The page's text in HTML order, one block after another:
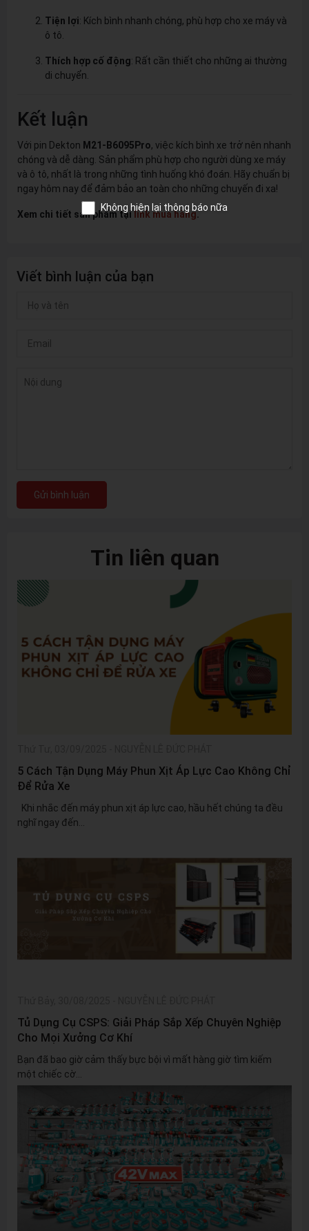
Tiện lợi: Kích bình nhanh chóng, phù hợp cho xe máy và
ô tô.
Thích hợp cố động: Rất cần thiết cho những ai thường
di chuyển.
Kết luận
Với pin Dekton M21-B6095Pro, việc kích bình xe trở nên nhanh
chóng và dễ dàng. Sản phẩm phù hợp cho người dùng xe máy
và ô tô, nhất là trong những tình huống khó đoán. Hãy chuẩn bị
ngay hôm nay để đảm bảo an toàn cho những chuyến đi xa!
Xem chi tiết sản phẩm tạilink mua hàng.
Viết bình luận của bạn
Gửi bình luận
Tin liên quan
5 Cách Tận Dụng Máy Phun Xịt Áp Lực Cao Không Chỉ
Để Rửa Xe
Khi nhắc đến máy phun xịt áp lực cao, hầu hết chúng ta đều
nghĩ ngay đến...
Tủ Dụng Cụ CSPS: Giải Pháp Sắp Xếp Chuyên Nghiệp
Cho Mọi Xưởng Cơ Khí
Bạn đã bao giờ cảm thấy bực bội vì mất hàng giờ tìm kiếm
một chiếc cờ...
Không hiện lại thông báo nữa